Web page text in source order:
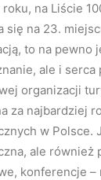
roku, na Liście
się na 23.
to na pewno
ale i
organizacji
za najbardziej
w Polsce.
ale również̇
konferencje